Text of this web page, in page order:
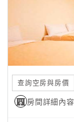
上
服
紅
利
查
查詢空房與房價
房間詳細內容